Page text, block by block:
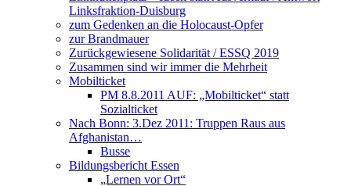
Linksfraktion-Duisburg
zum Gedenken an die Holocaust-Opfer
zur Brandmauer
Zurückgewiesene Solidarität / ESSQ 2019
Zusammen sind wir immer die Mehrheit
Mobilticket
PM 8.8.2011 AUF: „Mobilticket“ statt
Sozialticket
Nach Bonn: 3.Dez 2011: Truppen Raus aus
Afghanistan…
Busse
Bildungsbericht Essen
„Lernen vor Ort“